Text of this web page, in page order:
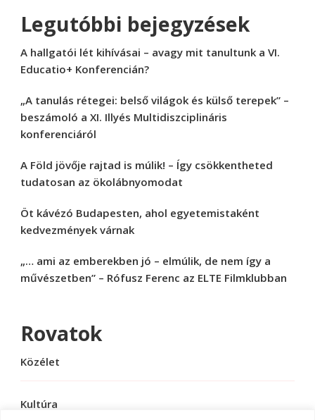
Legutóbbi bejegyzések
A hallgatói lét kihívásai – avagy mit tanultunk a VI.
Educatio+ Konferencián?
„A tanulás rétegei: belső világok és külső terepek” –
beszámoló a XI. Illyés Multidiszciplináris
konferenciáról
A Föld jövője rajtad is múlik! – Így csökkentheted
tudatosan az ökolábnyomodat
Öt kávézó Budapesten, ahol egyetemistaként
kedvezmények várnak
„… ami az emberekben jó – elmúlik, de nem így a
művészetben” – Rófusz Ferenc az ELTE Filmklubban
Rovatok
Közélet
Kultúra